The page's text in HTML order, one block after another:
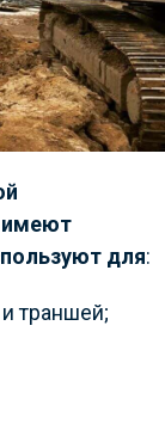
имеют
для:
траншей;